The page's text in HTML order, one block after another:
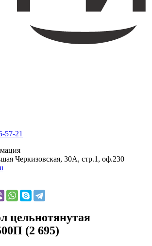
57-21
Черкизовская, 30А, стр.1, оф.230
цельнотянутая
(2 695)